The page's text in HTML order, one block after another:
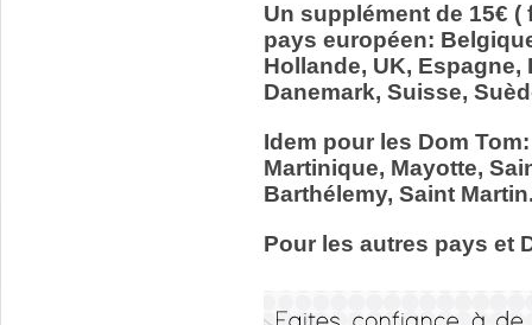
Un supplément de 15€
pays européen:
Hollande, UK,
Danemark, Suisse,
Idem pour les Dom
Martinique, Mayotte,
Barthélemy, Saint
Pour les autres pays et